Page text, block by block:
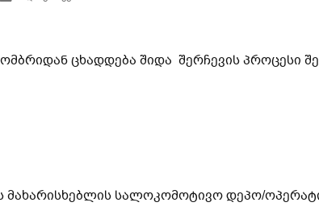
ცხადდება შიდა შერჩევის პროცესი
მახარისხებლის სალოკომოტივო დეპო/